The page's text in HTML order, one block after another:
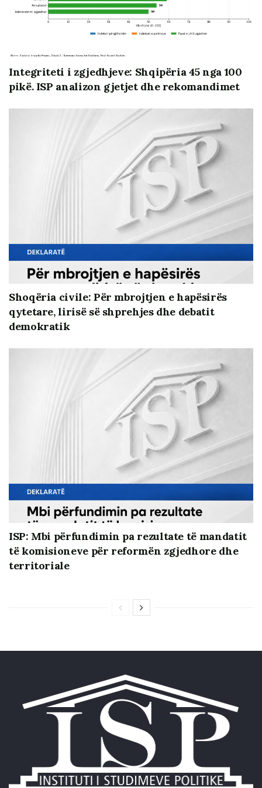
Njëri prej projekteve, ClusterOne, ofron një platformë
informative mbi procesin e zgjerimit të Shqipërisë në
BE dhe rolin e shoqërisë civile, duke siguruar
tjetër, “Diplomacia Parlamentare: Bashkëpunimi
Rajonal përmes dialogut të zgjeruar parlamentar,”
monitoron zbatimin e marrëvesheve të nënshkruara në
Procesin e Berlinit, më konkretisht: Planet e Veprimit
për Tregun e Përbashkët Rajonal dhe Agjendën e
Gjelbër. Duke vlerësuar përparimin e bërë nga
ministritë shqiptare në rritjen e aksesit në internet dhe
avancimin e iniciativave për dekarbonizimin, nga
monitorimi i vazhdueshëm kemi evidentuar gjithashtu
nevojën për një plan të qartë për zbatimin e Procesit të
Berlinit dhe angazhimin e Kuvendit në këtë proces.
Ministria e Energjisë dhe Infrastrukturës dhe Ministria
Rritjen e aksesit në internetin me fibra optike dhe
fillimin e krijimit të Zyrave të Kompetencës për
Broadband.
Thjeshtimin e lejeve të ndërtimit për rrjetet e
komunikimit elektronik si pjesë e planit të 5G.
Zhvillimin e strategjive për avancimin e aftësive
digjitale dhe sigurimin e aksesit të barabartë në
Integriteti i zgjedhjeve: Shqipëria 45 nga 100
pikë. ISP analizon gjetjet dhe rekomandimet
Shoqëria civile: Për mbrojtjen e hapësirës
qytetare, lirisë së shprehjes dhe debatit
demokratik
ISP: Mbi përfundimin pa rezultate të mandatit
të komisioneve për reformën zgjedhore dhe
territoriale